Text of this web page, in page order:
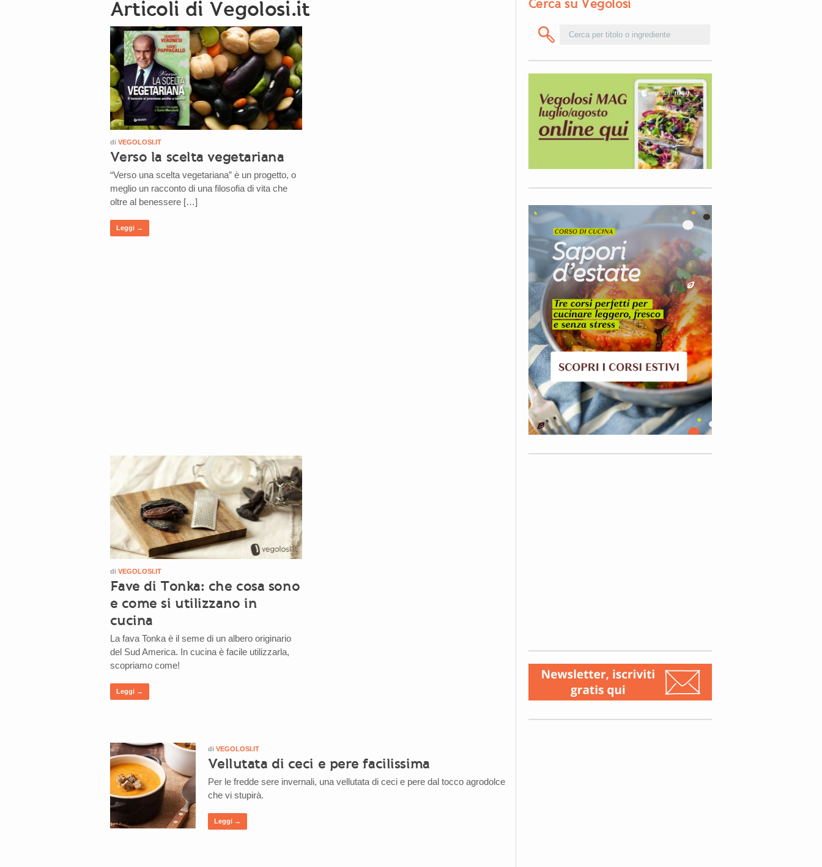
Articoli di Vegolosi.it
di VEGOLOSI.IT
Verso la scelta vegetariana
“Verso una scelta vegetariana” è un progetto, o
meglio un racconto di una filosofia di vita che
oltre al benessere […]
Leggi →
di VEGOLOSI.IT
Fave di Tonka: che cosa sono
e come si utilizzano in
cucina
La fava Tonka è il seme di un albero originario
del Sud America. In cucina è facile utilizzarla,
scopriamo come!
Leggi →
di VEGOLOSI.IT
Vellutata di ceci e pere facilissima
Per le fredde sere invernali, una vellutata di ceci e pere dal tocco agrodolce
che vi stupirà.
Leggi →
Cerca su Vegolosi